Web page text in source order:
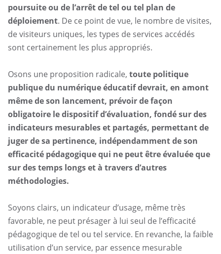
poursuite ou de l’arrêt de tel ou tel plan de
déploiement. De ce point de vue, le nombre de visites,
de visiteurs uniques, les types de services accédés
sont certainement les plus appropriés.
Osons une proposition radicale, toute politique
publique du numérique éducatif devrait, en amont
même de son lancement, prévoir de façon
obligatoire le dispositif d’évaluation, fondé sur des
indicateurs mesurables et partagés, permettant de
juger de sa pertinence, indépendamment de son
efficacité pédagogique qui ne peut être évaluée que
sur des temps longs et à travers d’autres
méthodologies.
Soyons clairs, un indicateur d’usage, même très
favorable, ne peut présager à lui seul de l’efficacité
pédagogique de tel ou tel service. En revanche, la faible
utilisation d’un service, par essence mesurable